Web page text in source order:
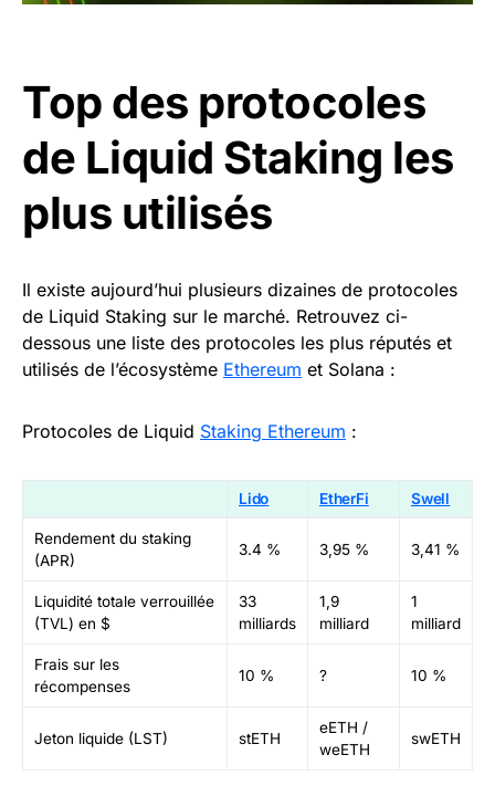
Top des protocoles
de Liquid Staking les
plus utilisés
Il existe aujourd’hui plusieurs dizaines de protocoles
de Liquid Staking sur le marché. Retrouvez ci-
dessous une liste des protocoles les plus réputés et
utilisés de l’écosystème Ethereum et Solana :
Protocoles de Liquid Staking Ethereum :
Lido EtherFi Swell
Rendement du staking
(APR)
3.4 % 3,95 % 3,41 %
Liquidité totale verrouillée
(TVL) en $
33
milliards
1,9
milliard
1
milliard
Frais sur les
récompenses
10 % ? 10 %
Jeton liquide (LST) stETH
eETH /
weETH
swETH